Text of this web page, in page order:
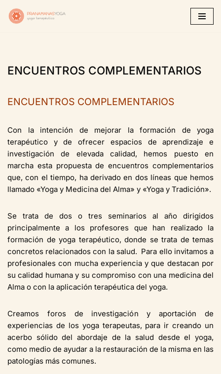
Saltar
ENCUENTROS COMPLEMENTARIOS
ENCUENTROS COMPLEMENTARIOS
Con la intención de mejorar la formación de yoga
terapéutico y de ofrecer espacios de aprendizaje e
investigación de elevada calidad, hemos puesto en
marcha esta propuesta de encuentros complementarios
que, con el tiempo, ha derivado en dos líneas que hemos
llamado «Yoga y Medicina del Alma» y «Yoga y Tradición».
Se trata de dos o tres seminarios al año dirigidos
principalmente a los profesores que han realizado la
formación de yoga terapéutico, donde se trata de temas
concretos relacionados con la salud. Para ello invitamos a
profesionales con mucha experiencia y que destacan por
su calidad humana y su compromiso con una medicina del
Alma o con la aplicación terapéutica del yoga.
Creamos foros de investigación y aportación de
experiencias de los yoga terapeutas, para ir creando un
acerbo sólido del abordaje de la salud desde el yoga,
como medio de ayudar a la restauración de la misma en las
patologías más comunes.